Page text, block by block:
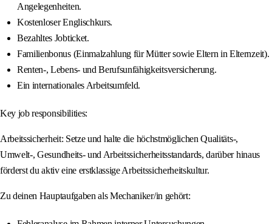
Angelegenheiten.
Kostenloser Englischkurs.
Bezahltes Jobticket.
Familienbonus (Einmalzahlung für Mütter sowie Eltern in Elternzeit).
Renten-, Lebens- und Berufsunfähigkeitsversicherung.
Ein internationales Arbeitsumfeld.
Key job responsibilities:
Arbeitssicherheit: Setze und halte die höchstmöglichen Qualitäts-,
Umwelt-, Gesundheits- und Arbeitssicherheitsstandards, darüber hinaus
förderst du aktiv eine erstklassige Arbeitssicherheitskultur.
Zu deinen Hauptaufgaben als Mechaniker/in gehört: